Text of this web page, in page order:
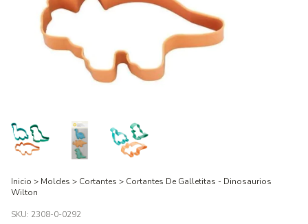
Inicio > Moldes > Cortantes > Cortantes De Galletitas - Dinosaurios
Wilton
SKU: 2308-0-0292